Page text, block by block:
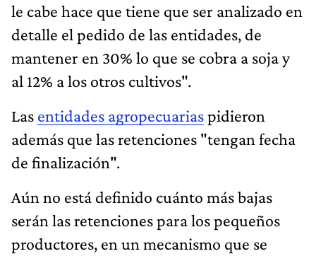
le cabe hace que tiene que ser analizado en
detalle el pedido de las entidades, de
mantener en 30% lo que se cobra a soja y
al 12% a los otros cultivos".
Las entidades agropecuariaspidieron
además que las retenciones "tengan fecha
de finalización".
Aún no está definido cuánto más bajas
serán las retenciones para los pequeños
productores, en un mecanismo que se